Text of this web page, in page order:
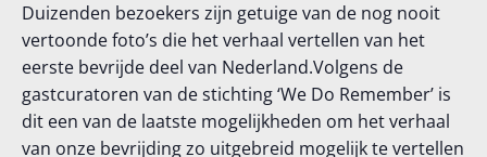
Duizenden bezoekers zijn getuige van de nog nooit
vertoonde foto’s die het verhaal vertellen van het
eerste bevrijde deel van Nederland.Volgens de
gastcuratoren van de stichting‘We Do Remember’ is
dit een van de laatste mogelijkheden om het verhaal
van onze bevrijding zo uitgebreid mogelijk te vertellen